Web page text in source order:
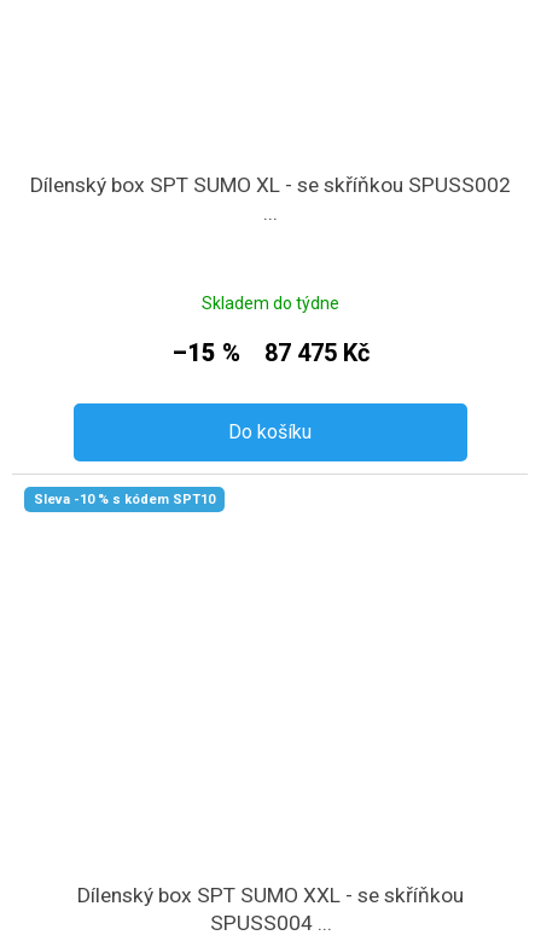
Dílenský box SPT SUMO XL - se skříňkou SPUSS002
...
Skladem do týdne
–15 % 87 475 Kč
Do košíku
Sleva -10 % s kódem SPT10
Dílenský box SPT SUMO XXL - se skříňkou
SPUSS004 ...